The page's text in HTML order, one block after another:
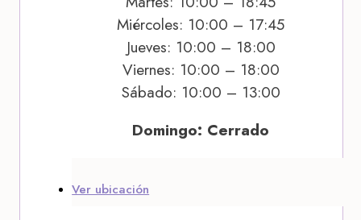
Miércoles: 10:00 – 17:45
Jueves: 10:00 – 18:00
Viernes: 10:00 – 18:00
Sábado: 10:00 – 13:00
Domingo: Cerrado
Ver ubicación